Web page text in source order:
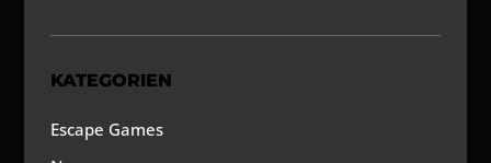
KATEGORIEN
Escape Games